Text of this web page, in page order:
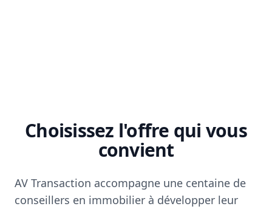
Choisissez l'offre qui vous
convient
AV Transaction accompagne une centaine de
conseillers en immobilier à développer leur